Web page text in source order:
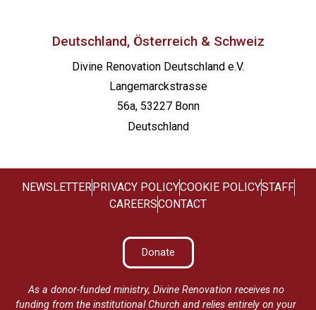
Deutschland, Österreich & Schweiz
Divine Renovation Deutschland e.V.
Langemarckstrasse
56a, 53227 Bonn
Deutschland
NEWSLETTERPRIVACY POLICYCOOKIE POLICYSTAFF
CAREERSCONTACT
Donate
As a donor-funded ministry, Divine Renovation receives no
funding from the institutional Church and relies entirely on your